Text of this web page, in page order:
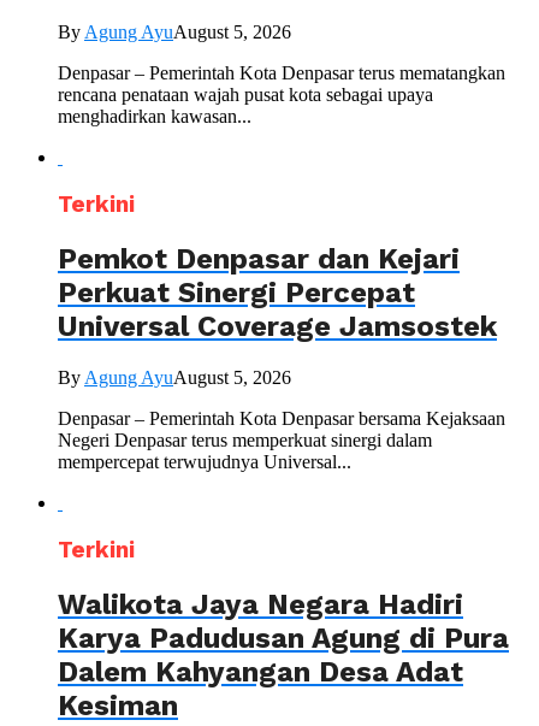
ByAgung AyuAugust 5, 2026
Denpasar – Pemerintah Kota Denpasar terus mematangkan
rencana penataan wajah pusat kota sebagai upaya
menghadirkan kawasan...
Terkini
Pemkot Denpasar dan Kejari
Perkuat Sinergi Percepat
Universal Coverage Jamsostek
By Agung AyuAugust 5, 2026
Denpasar – Pemerintah Kota Denpasar bersama Kejaksaan
Negeri Denpasar terus memperkuat sinergi dalam
mempercepat terwujudnya Universal...
Terkini
Walikota Jaya Negara Hadiri
Karya Padudusan Agung di Pura
Dalem Kahyangan Desa Adat
Kesiman